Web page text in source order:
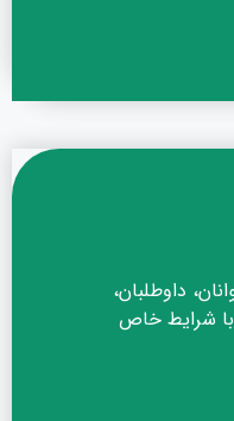
داوطلبان،
با شرایط خاص